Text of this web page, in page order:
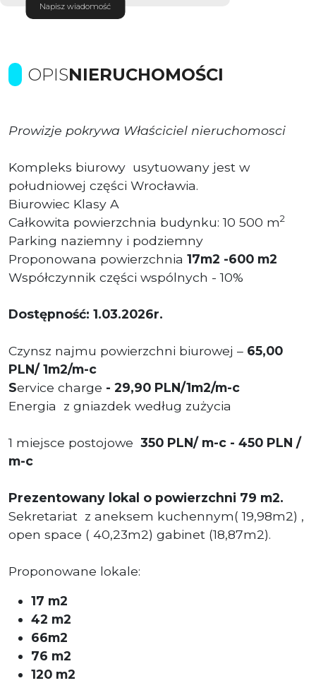
Napisz wiadomość
OPISNIERUCHOMOŚCI
Prowizje pokrywa Właściciel nieruchomosci
Kompleks biurowy usytuowany jest w
południowej części Wrocławia.
Biurowiec Klasy A
Całkowita powierzchnia budynku: 10 500 m2
Parking naziemny i podziemny
Proponowana powierzchnia 17m2 -600 m2
Współczynnik części wspólnych - 10%
Dostępność: 1.03.2026r.
Czynsz najmu powierzchni biurowej – 65,00
PLN/ 1m2/m-c
Service charge - 29,90 PLN/1m2/m-c
Energia z gniazdek według zużycia
1 miejsce postojowe 350 PLN/ m-c - 450 PLN /
m-c
Prezentowany lokal o powierzchni 79 m2.
Sekretariat z aneksem kuchennym( 19,98m2) ,
open space ( 40,23m2) gabinet (18,87m2).
Proponowane lokale:
17 m2
42 m2
66m2
76 m2
120 m2